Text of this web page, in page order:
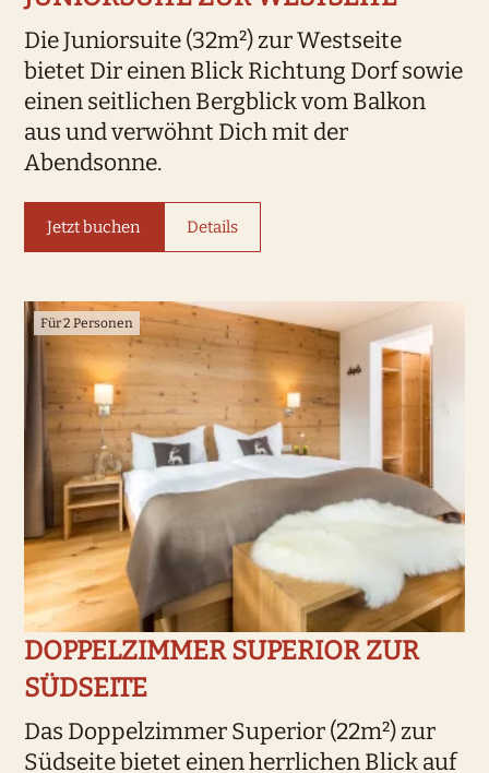
Die Juniorsuite (32m²) zur Westseite
bietet Dir einen Blick Richtung Dorf sowie
einen seitlichen Bergblick vom Balkon
aus und verwöhnt Dich mit der
Abendsonne.
Jetzt buchen Details
Für 2 Personen
DOPPELZIMMER SUPERIOR ZUR
SÜDSEITE
Das Doppelzimmer Superior (22m²) zur
Südseite bietet einen herrlichen Blick auf
Was möchtest Du buchen?
Wir haben Hotelzimmer für 1-4
Gäste
Hotelzimmer